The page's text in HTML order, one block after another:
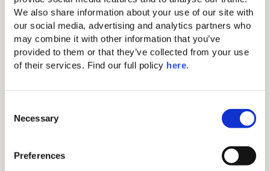
We also share information about your use of our site with
our social media, advertising and analytics partners who
may combine it with other information that you’ve
provided to them or that they’ve collected from your use
of their services. Find our full policy here.
Necessary
Preferences
Toute la
100 € DE CRÉDIT